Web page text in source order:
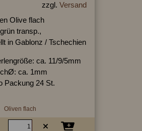
zzgl. Versand
Olive flach
transp.,
in Gablonz / Tschechien
ca. 11/9/5mm
ca. 1mm
Packung 24 St.
Oliven flach